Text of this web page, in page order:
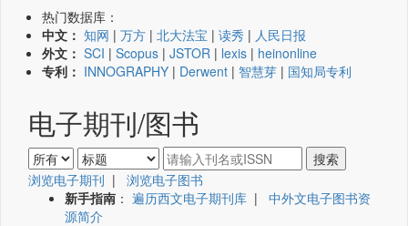
热门数据库：
中文： 知网 | 万方 | 北大法宝 | 读秀 | 人民日报
外文： SCI | Scopus | JSTOR | lexis | heinonline
专利： INNOGRAPHY | Derwent | 智慧芽 | 国知局专利
电子期刊/图书
浏览电子期刊 | 浏览电子图书
新手指南 ： 遍历西文电子期刊库 | 中外文电子图书资
源简介